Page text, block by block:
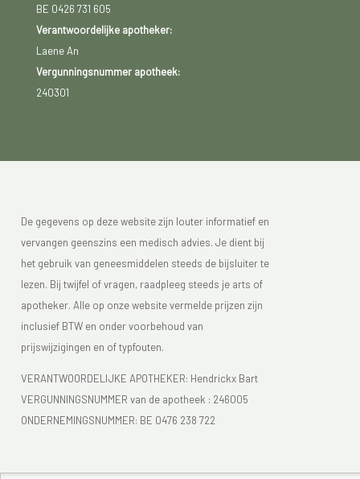
BE 0426 731 605
Verantwoordelijke apotheker:
Laene An
Vergunningsnummer apotheek:
240301
De gegevens op deze website zijn louter informatief en
vervangen geenszins een medisch advies. Je dient bij
het gebruik van geneesmiddelen steeds de bijsluiter te
lezen. Bij twijfel of vragen, raadpleeg steeds je arts of
apotheker. Alle op onze website vermelde prijzen zijn
inclusief BTW en onder voorbehoud van
prijswijzigingen en of typfouten.
VERANTWOORDELIJKE APOTHEKER: Hendrickx Bart
VERGUNNINGSNUMMER van de apotheek : 246005
ONDERNEMINGSNUMMER: BE 0476 238 722